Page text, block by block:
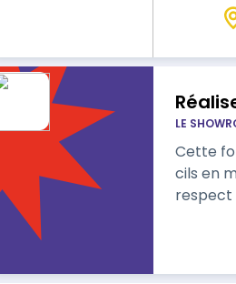
Débriefing Programme Pratique - Apprentissage de la gestuelle
LE
Cette
cils en
respect